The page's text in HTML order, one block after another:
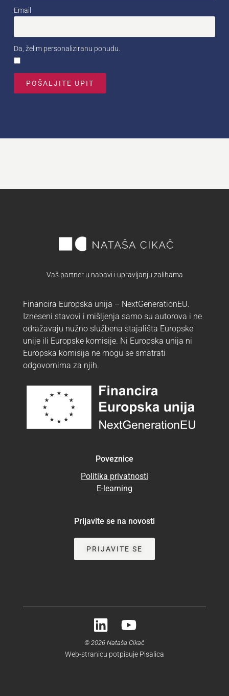
Email
Da, želim personaliziranu ponudu.
POŠALJITE UPIT
Vaš partner u nabavi i upravljanju zalihama
Financira Europska unija – NextGenerationEU.
Izneseni stavovi i mišljenja samo su autorova i ne
odražavaju nužno službena stajališta Europske
unije ili Europske komisije. Ni Europska unija ni
Europska komisija ne mogu se smatrati
odgovornima za njih.
Poveznice
Politika privatnosti
E-learning
Prijavite se na novosti
PRIJAVITE SE
© 2026 Nataša Cikač
Web-stranicu potpisuje Pisalica